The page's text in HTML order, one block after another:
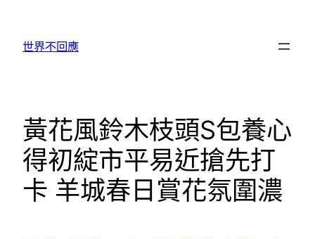
世界不回應
黃花風鈴木枝頭S包養心
得初綻市平易近搶先打
卡 羊城春日賞花氛圍濃